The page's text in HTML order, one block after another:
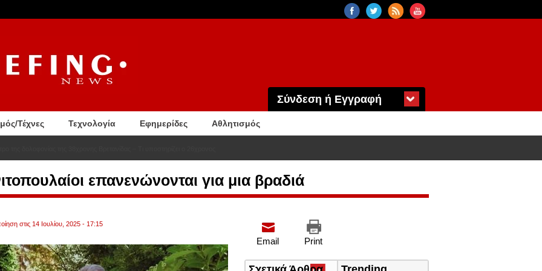
Σύνδεση ή Εγγραφή
Τέχνες Τεχνολογία Εφημερίδες Αθλητισμός
επανενώνονται για μια βραδιά
στις 14 Ιουλίου, 2025 - 17:15
Print
Email